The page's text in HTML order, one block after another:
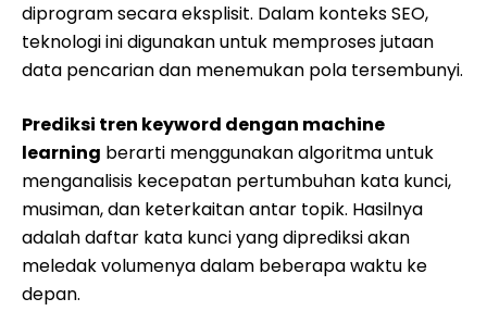
diprogram secara eksplisit. Dalam konteks SEO,
teknologi ini digunakan untuk memproses jutaan
data pencarian dan menemukan pola tersembunyi.
Prediksi tren keyword dengan machine
learning berarti menggunakan algoritma untuk
menganalisis kecepatan pertumbuhan kata kunci,
musiman, dan keterkaitan antar topik. Hasilnya
adalah daftar kata kunci yang diprediksi akan
meledak volumenya dalam beberapa waktu ke
depan.